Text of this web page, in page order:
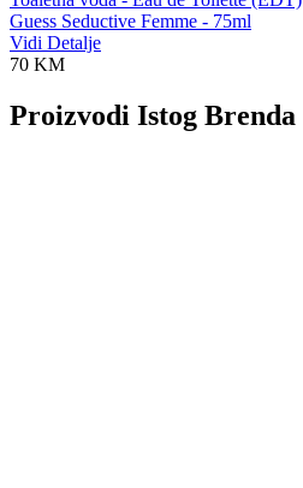
Guess Seductive Femme - 75ml
Vidi Detalje
70 KM
Proizvodi Istog Brenda